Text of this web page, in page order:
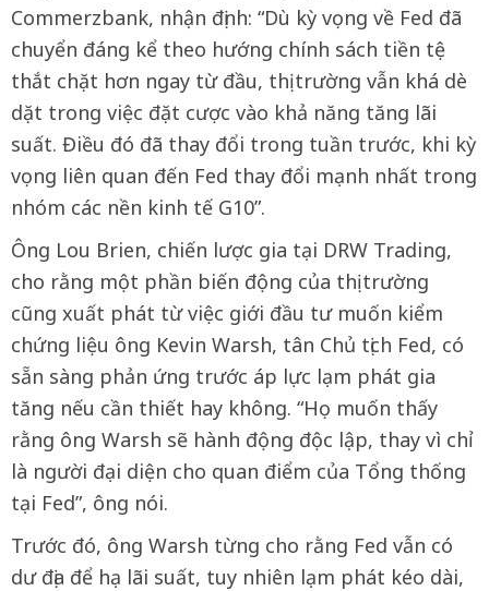
Commerzbank, nhận định: “Dù kỳ vọng về Fed đã
chuyển đáng kể theo hướng chính sách tiền tệ
thắt chặt hơn ngay từ đầu, thị trường vẫn khá dè
dặt trong việc đặt cược vào khả năng tăng lãi
suất. Điều đó đã thay đổi trong tuần trước, khi kỳ
vọng liên quan đến Fed thay đổi mạnh nhất trong
nhóm các nền kinh tế G10”.
Ông Lou Brien, chiến lược gia tại DRW Trading,
cho rằng một phần biến động của thị trường
cũng xuất phát từ việc giới đầu tư muốn kiểm
chứng liệu ông Kevin Warsh, tân Chủ tịch Fed, có
sẵn sàng phản ứng trước áp lực lạm phát gia
tăng nếu cần thiết hay không. “Họ muốn thấy
rằng ông Warsh sẽ hành động độc lập, thay vì chỉ
là người đại diện cho quan điểm của Tổng thống
tại Fed”, ông nói.
Trước đó, ông Warsh từng cho rằng Fed vẫn có
dư địa để hạ lãi suất, tuy nhiên lạm phát kéo dài,